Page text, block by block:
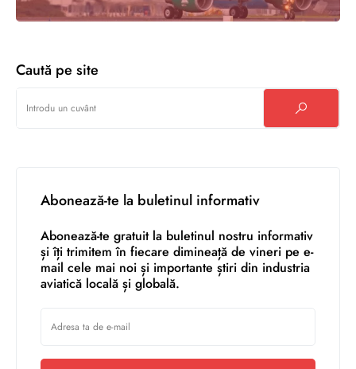
Caută pe site
Abonează-te la buletinul informativ
Abonează-te gratuit la buletinul nostru informativ
și îți trimitem în fiecare dimineață de vineri pe e-
mail cele mai noi și importante știri din industria
aviatică locală și globală.